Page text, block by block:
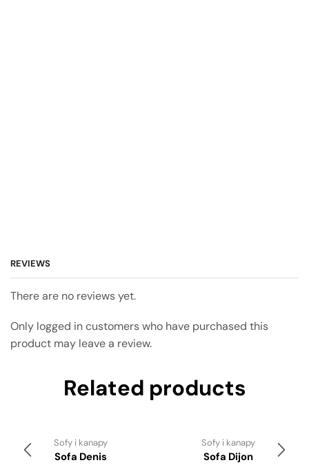
REVIEWS
There are no reviews yet.
Only logged in customers who have purchased this
product may leave a review.
Related products
Sofy i kanapy
Sofa Denis
Sofy i kanapy
Sofa Dijon